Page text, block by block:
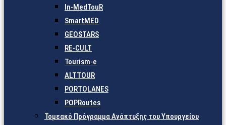
In-MedTouR
SmartMED
GEOSTARS
RE-CULT
Tourism-e
ALTTOUR
PORTOLANES
POPRoutes
Τομεακό Πρόγραμμα Ανάπτυξης του Υπουργείου